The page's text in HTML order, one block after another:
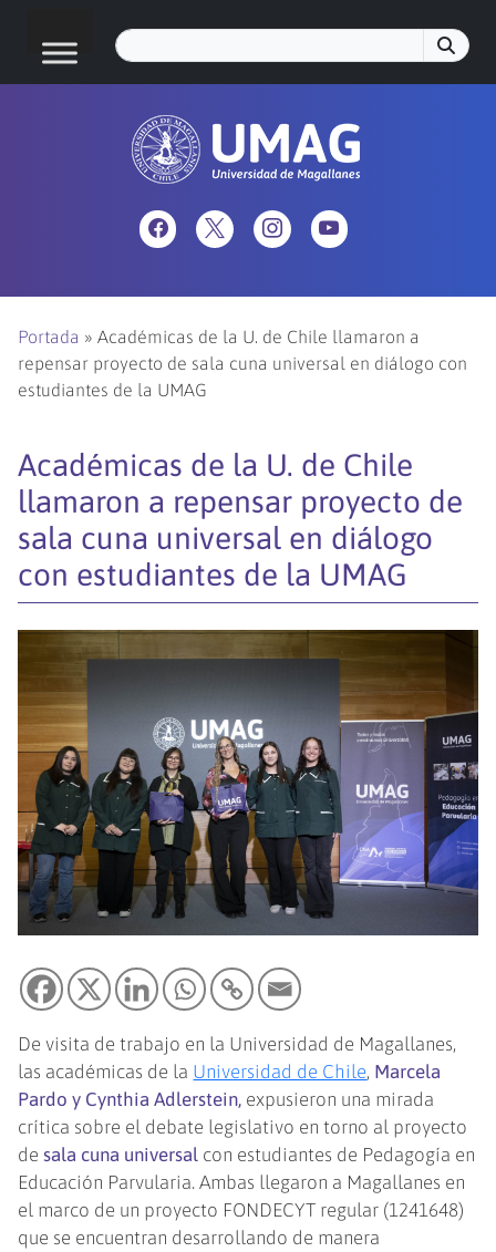
Portada » Académicas de la U. de Chile llamaron a
repensar proyecto de sala cuna universal en diálogo con
estudiantes de la UMAG
Académicas de la U. de Chile
llamaron a repensar proyecto de
sala cuna universal en diálogo
con estudiantes de la UMAG
De visita de trabajo en la Universidad de Magallanes,
las académicas de la Universidad de Chile, Marcela
Pardo y Cynthia Adlerstein, expusieron una mirada
crítica sobre el debate legislativo en torno al proyecto
de sala cuna universal con estudiantes de Pedagogía en
Educación Parvularia. Ambas llegaron a Magallanes en
el marco de un proyecto FONDECYT regular (1241648)
que se encuentran desarrollando de manera